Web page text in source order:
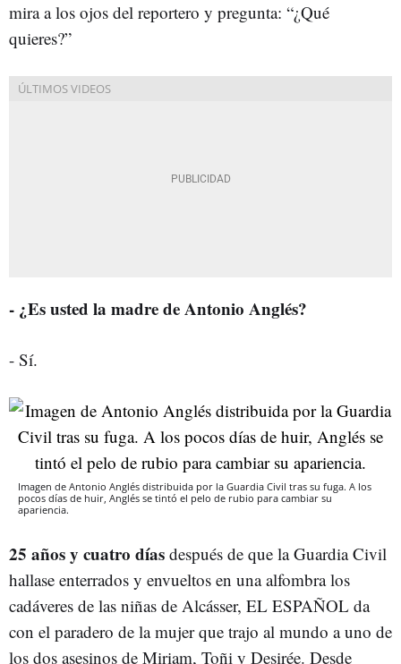
mira a los ojos del reportero y pregunta: “¿Qué
quieres?”
- ¿Es usted la madre de Antonio Anglés?
- Sí.
Imagen de Antonio Anglés distribuida por la Guardia Civil tras su fuga. A los
pocos días de huir, Anglés se tintó el pelo de rubio para cambiar su
apariencia.
25 años y cuatro días después de que la Guardia Civil
hallase enterrados y envueltos en una alfombra los
cadáveres de las niñas de Alcásser, EL ESPAÑOL da
con el paradero de la mujer que trajo al mundo a uno de
los dos asesinos de Miriam, Toñi y Desirée. Desde